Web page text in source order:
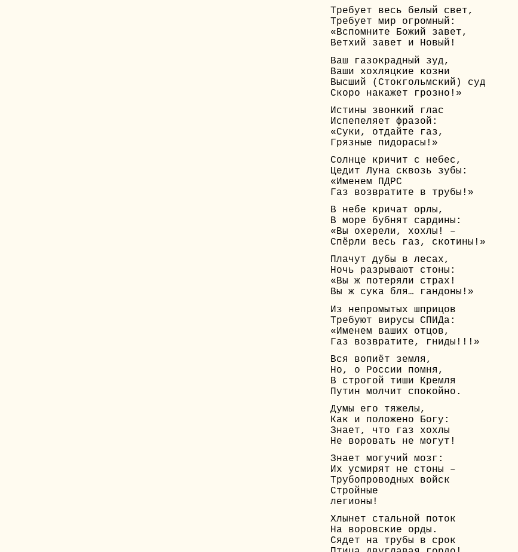
Требует весь белый свет,
Требует мир огромный:
«Вспомните Божий завет,
Ветхий завет и Новый!
Ваш газокрадный зуд,
Ваши хохляцкие козни
Высший (Стокгольмский) суд
Скоро накажет грозно!»
Истины звонкий глас
Испепеляет фразой:
«Суки, отдайте газ,
Грязные пидорасы!»
Солнце кричит с небес,
Цедит Луна сквозь зубы:
«Именем ПДРС
Газ возвратите в трубы!»
В небе кричат орлы,
В море бубнят сардины:
«Вы охерели, хохлы! –
Спёрли весь газ, скотины!»
Плачут дубы в лесах,
Ночь разрывают стоны:
«Вы ж потеряли страх!
Вы ж сука бля… гандоны!»
Из непромытых шприцов
Требуют вирусы СПИДа:
«Именем ваших отцов,
Газ возвратите, гниды!!!»
Вся вопиёт земля,
Но, о России помня,
В строгой тиши Кремля
Путин молчит спокойно.
Думы его тяжелы,
Как и положено Богу:
Знает, что газ хохлы
Не воровать не могут!
Знает могучий мозг:
Их усмирят не стоны –
Трубопроводных войск
Стройные
легионы!
Хлынет стальной поток
На воровские орды.
Сядет на трубы в срок